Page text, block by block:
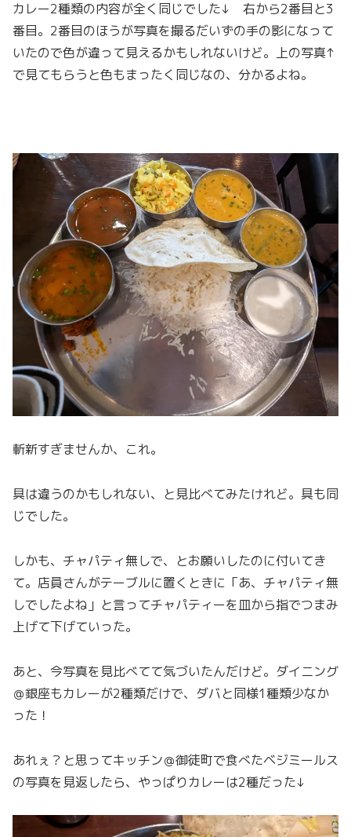
カレー2種類の内容が全く同じでした↓ 右から2番目と3
番目。2番目のほうが写真を撮るだいずの手の影になって
いたので色が違って見えるかもしれないけど。上の写真↑
で見てもらうと色もまったく同じなの、分かるよね。
斬新すぎませんか、これ。
具は違うのかもしれない、と見比べてみたけれど。具も同
じでした。
しかも、チャパティ無しで、とお願いしたのに付いてき
て。店員さんがテーブルに置くときに「あ、チャパティ無
しでしたよね」と言ってチャパティーを皿から指でつまみ
上げて下げていった。
あと、今写真を見比べてて気づいたんだけど。ダイニング
＠銀座もカレーが2種類だけで、ダバと同様1種類少なか
った！
あれぇ？と思ってキッチン＠御徒町で食べたベジミールス
の写真を見返したら、やっぱりカレーは2種だった↓